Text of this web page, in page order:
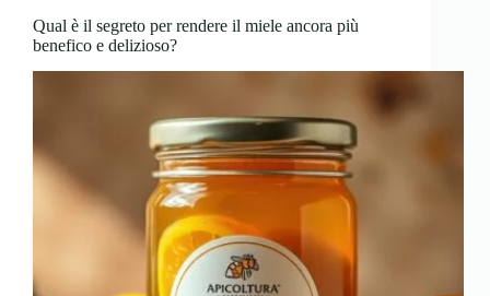
Qual è il segreto per rendere il miele ancora più
benefico e delizioso?